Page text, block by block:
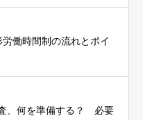
働時間制の流れとポイ
、何を準備する？ 必要